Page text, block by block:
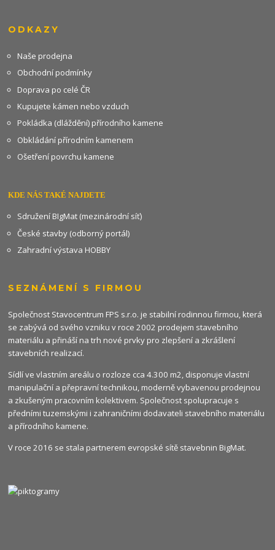
ODKAZY
Naše prodejna
Obchodní podmínky
Doprava po celé ČR
Kupujete kámen nebo vzduch
Pokládka (dláždění) přírodního kamene
Obkládání přírodním kamenem
Ošetření povrchu kamene
KDE NÁS TAKÉ NAJDETE
Sdružení BIgMat (mezinárodní síť)
České stavby (odborný portál)
Zahradní výstava HOBBY
SEZNÁMENÍ S FIRMOU
Společnost Stavocentrum FPS s.r.o. je stabilní rodinnou firmou, která
se zabývá od svého vzniku v roce 2002 prodejem stavebního
materiálu a přináší na trh nové prvky pro zlepšení a zkrášlení
stavebních realizací.
Sídlí ve vlastním areálu o rozloze cca 4.300 m2, disponuje vlastní
manipulační a přepravní technikou, moderně vybavenou prodejnou
a zkušeným pracovním kolektivem. Společnost spolupracuje s
předními tuzemskými i zahraničními dodavateli stavebního materiálu
a přírodního kamene.
V roce 2016 se stala partnerem evropské sítě stavebnin BigMat.